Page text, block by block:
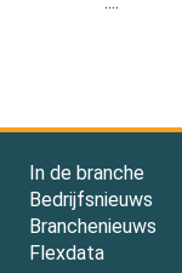
In de branche
Bedrijfsnieuws
Branchenieuws
Flexdata